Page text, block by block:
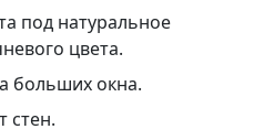
под натуральное
цвета.
больших окна.
стен.